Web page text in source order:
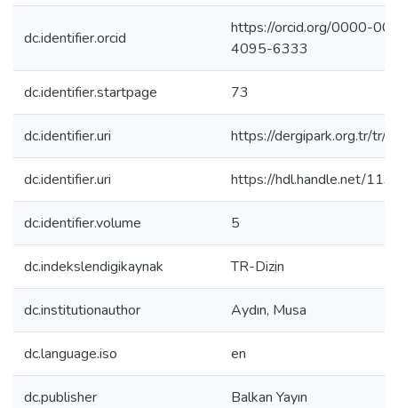
dc.identifier.orcid
https://orcid.org/0000-
4095-6333
dc.identifier.startpage 73
dc.identifier.uri https://dergipark.org.tr/tr/
dc.identifier.uri https://hdl.handle.net/
dc.identifier.volume 5
dc.indekslendigikaynak TR-Dizin
dc.institutionauthor Aydın, Musa
dc.language.iso en
dc.publisher Balkan Yayın